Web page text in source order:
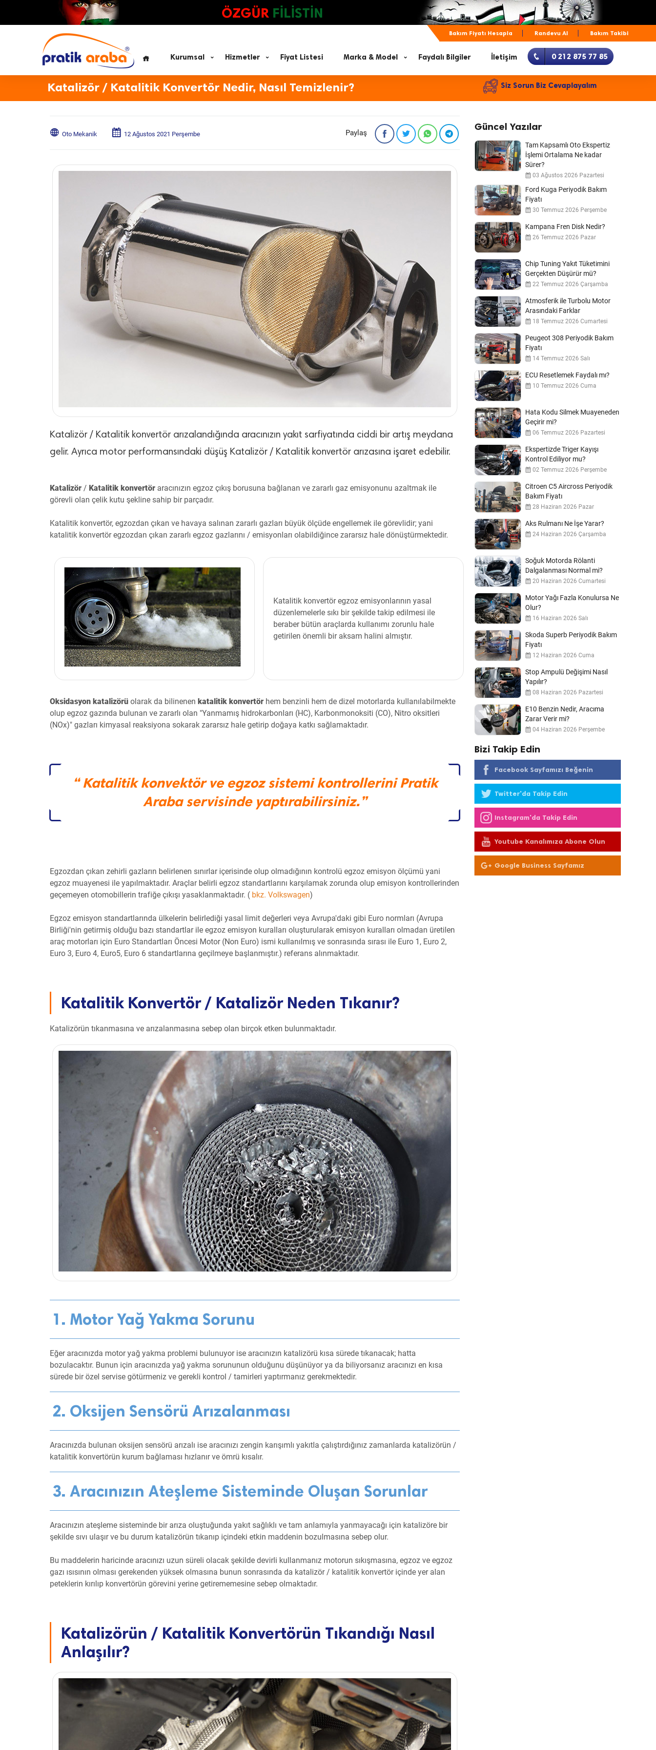
ÖZGÜR FİLİSTİN
Bakım Fiyatı Hesapla Randevu Al Bakım Takibi
Kurumsal Hizmetler Fiyat Listesi Marka & Model Faydalı Bilgiler İletişim 0 212 875 77 85
Katalizör / Katalitik Konvertör Nedir, Nasıl Temizlenir? Siz Sorun Biz Cevaplayalım
Paylaş
Oto Mekanik 12 Ağustos 2021 Perşembe
Katalizör / Katalitik konvertör arızalandığında aracınızın yakıt sarfiyatında ciddi bir artış meydana
gelir. Ayrıca motor performansındaki düşüş Katalizör / Katalitik konvertör arızasına işaret edebilir.
Katalizör / Katalitik konvertör aracınızın egzoz çıkış borusuna bağlanan ve zararlı gaz emisyonunu azaltmak ile
görevli olan çelik kutu şekline sahip bir parçadır.
Katalitik konvertör, egzozdan çıkan ve havaya salınan zararlı gazları büyük ölçüde engellemek ile görevlidir; yani
katalitik konvertör egzozdan çıkan zararlı egzoz gazlarını / emisyonları olabildiğince zararsız hale dönüştürmektedir.
Katalitik konvertör egzoz emisyonlarının yasal
düzenlemelerle sıkı bir şekilde takip edilmesi ile
beraber bütün araçlarda kullanımı zorunlu hale
getirilen önemli bir aksam halini almıştır.
Oksidasyon katalizörü olarak da bilinenen katalitik konvertör hem benzinli hem de dizel motorlarda kullanılabilmekte
olup egzoz gazında bulunan ve zararlı olan "Yanmamış hidrokarbonları (HC), Karbonmonoksiti (CO), Nitro oksitleri
(NOx)" gazları kimyasal reaksiyona sokarak zararsız hale getirip doğaya katkı sağlamaktadır.
“ Katalitik konvektör ve egzoz sistemi kontrollerini Pratik
Araba servisinde yaptırabilirsiniz.”
Egzozdan çıkan zehirli gazların belirlenen sınırlar içerisinde olup olmadığının kontrolü egzoz emisyon ölçümü yani
egzoz muayenesi ile yapılmaktadır. Araçlar belirli egzoz standartlarını karşılamak zorunda olup emisyon kontrollerinden
geçemeyen otomobillerin trafiğe çıkışı yasaklanmaktadır. ( bkz. Volkswagen)
Egzoz emisyon standartlarında ülkelerin belirlediği yasal limit değerleri veya Avrupa'daki gibi Euro normları (Avrupa
Birliği'nin getirmiş olduğu bazı standartlar ile egzoz emisyon kuralları oluşturularak emisyon kuralları olmadan üretilen
araç motorları için Euro Standartları Öncesi Motor (Non Euro) ismi kullanılmış ve sonrasında sırası ile Euro 1, Euro 2,
Euro 3, Euro 4, Euro5, Euro 6 standartlarına geçilmeye başlanmıştır.) referans alınmaktadır.
Katalitik Konvertör / Katalizör Neden Tıkanır?
Katalizörün tıkanmasına ve arızalanmasına sebep olan birçok etken bulunmaktadır.
1. Motor Yağ Yakma Sorunu
Eğer aracınızda motor yağ yakma problemi bulunuyor ise aracınızın katalizörü kısa sürede tıkanacak; hatta
bozulacaktır. Bunun için aracınızda yağ yakma sorununun olduğunu düşünüyor ya da biliyorsanız aracınızı en kısa
sürede bir özel servise götürmeniz ve gerekli kontrol / tamirleri yaptırmanız gerekmektedir.
2. Oksijen Sensörü Arızalanması
Aracınızda bulunan oksijen sensörü arızalı ise aracınızı zengin karışımlı yakıtla çalıştırdığınız zamanlarda katalizörün /
katalitik konvertörün kurum bağlaması hızlanır ve ömrü kısalır.
3. Aracınızın Ateşleme Sisteminde Oluşan Sorunlar
Aracınızın ateşleme sisteminde bir arıza oluştuğunda yakıt sağlıklı ve tam anlamıyla yanmayacağı için katalizöre bir
şekilde sıvı ulaşır ve bu durum katalizörün tıkanıp içindeki etkin maddenin bozulmasına sebep olur.
Bu maddelerin haricinde aracınızı uzun süreli olacak şekilde devirli kullanmanız motorun sıkışmasına, egzoz ve egzoz
gazı ısısının olması gerekenden yüksek olmasına bunun sonrasında da katalizör / katalitik konvertör içinde yer alan
peteklerin kırılıp konvertörün görevini yerine getirememesine sebep olmaktadır.
Katalizörün / Katalitik Konvertörün Tıkandığı Nasıl
Anlaşılır?
Güncel Yazılar
Tam Kapsamlı Oto Ekspertiz
İşlemi Ortalama Ne kadar
Sürer?
03 Ağustos 2026 Pazartesi
Ford Kuga Periyodik Bakım
Fiyatı
30 Temmuz 2026 Perşembe
Kampana Fren Disk Nedir?
26 Temmuz 2026 Pazar
Chip Tuning Yakıt Tüketimini
Gerçekten Düşürür mü?
22 Temmuz 2026 Çarşamba
Atmosferik ile Turbolu Motor
Arasındaki Farklar
18 Temmuz 2026 Cumartesi
Peugeot 308 Periyodik Bakım
Fiyatı
14 Temmuz 2026 Salı
ECU Resetlemek Faydalı mı?
10 Temmuz 2026 Cuma
Hata Kodu Silmek Muayeneden
Geçirir mi?
06 Temmuz 2026 Pazartesi
Ekspertizde Triger Kayışı
Kontrol Ediliyor mu?
02 Temmuz 2026 Perşembe
Citroen C5 Aircross Periyodik
Bakım Fiyatı
28 Haziran 2026 Pazar
Aks Rulmanı Ne İşe Yarar?
24 Haziran 2026 Çarşamba
Soğuk Motorda Rölanti
Dalgalanması Normal mi?
20 Haziran 2026 Cumartesi
Motor Yağı Fazla Konulursa Ne
Olur?
16 Haziran 2026 Salı
Skoda Superb Periyodik Bakım
Fiyatı
12 Haziran 2026 Cuma
Stop Ampulü Değişimi Nasıl
Yapılır?
08 Haziran 2026 Pazartesi
E10 Benzin Nedir, Aracıma
Zarar Verir mi?
04 Haziran 2026 Perşembe
Bizi Takip Edin
Facebook Sayfamızı Beğenin
Twitter'da Takip Edin
Instagram'da Takip Edin
Youtube Kanalımıza Abone Olun
Google Business Sayfamız